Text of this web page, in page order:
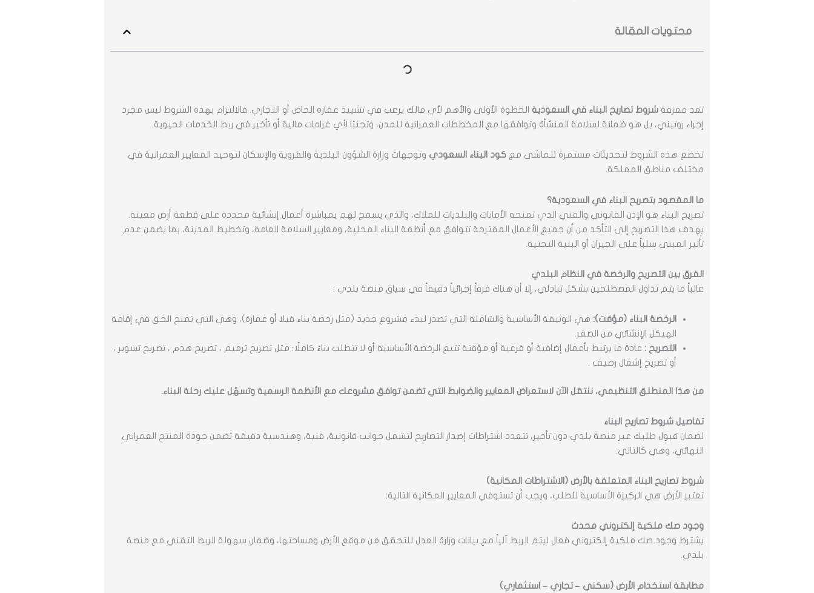
محتويات المقالة
تعد معرفةشروط تصاريح البناء في السعودية الخطوة الأولى والأهم لأي مالك يرغب في تشييد عقاره الخاص أو التجاري. فالالتزام بهذه الشروط ليس مجرد
إجراء روتيني، بل هو ضمانة لسلامة المنشأة وتوافقها مع المخططات العمرانية للمدن، وتجنبًا لأي غرامات مالية أو تأخير في ربط الخدمات الحيوية.
تخضع هذه الشروط لتحديثات مستمرة تتماشى معكود البناء السعودي وتوجهات وزارة الشؤون البلدية والقروية والإسكان لتوحيد المعايير العمرانية في
مختلف مناطق المملكة.
ما المقصود بتصريح البناء في السعودية؟
تصريح البناء هو الإذن القانوني والفني الذي تمنحه الأمانات والبلديات للملاك، والذي يسمح لهم بمباشرة أعمال إنشائية محددة على قطعة أرض معينة.
يهدف هذا التصريح إلى التأكد من أن جميع الأعمال المقترحة تتوافق مع أنظمة البناء المحلية، ومعايير السلامة العامة، وتخطيط المدينة، بما يضمن عدم
تأثير المبنى سلباً على الجيران أو البنية التحتية.
الفرق بين التصريح والرخصة في النظام البلدي
غالباً ما يتم تداول المصطلحين بشكل تبادلي، إلا أن هناك فرقاً إجرائياً دقيقاً في سياق منصة بلدي :
الرخصة البناء (مؤقت): هي الوثيقة الأساسية والشاملة التي تصدر لبدء مشروع جديد (مثل رخصة بناء فيلا أو عمارة)، وهي التي تمنح الحق في إقامة
الهيكل الإنشائي من الصفر.
التصريح : عادة ما يرتبط بأعمال إضافية أو فرعية أو مؤقتة تتبع الرخصة الأساسية أو لا تتطلب بناءً كاملًا؛ مثل تصريح ترميم ، تصريح هدم ، تصريح تسوير ،
أو تصريح إشغال رصيف .
من هذا المنطلق التنظيمي، ننتقل الآن لاستعراض المعايير والضوابط التي تضمن توافق مشروعك مع الأنظمة الرسمية وتسهّل عليك رحلة البناء.
تفاصيل شروط تصاريح البناء
لضمان قبول طلبك عبر منصة بلدي دون تأخير، تتعدد اشتراطات إصدار التصاريح لتشمل جوانب قانونية، فنية، وهندسية دقيقة تضمن جودة المنتج العمراني
النهائي، وهي كالتالي:
شروط تصاريح البناء المتعلقة بالأرض (الاشتراطات المكانية)
تعتبر الأرض هي الركيزة الأساسية للطلب، ويجب أن تستوفي المعايير المكانية التالية:
وجود صك ملكية إلكتروني محدث
يشترط وجود صك ملكية إلكتروني فعال ليتم الربط آلياً مع بيانات وزارة العدل للتحقق من موقع الأرض ومساحتها، وضمان سهولة الربط التقني مع منصة
بلدي.
مطابقة استخدام الأرض (سكني – تجاري – استثماري)